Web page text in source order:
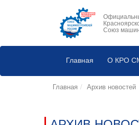
Союз
Главная О КРО
Главная Архив новостей